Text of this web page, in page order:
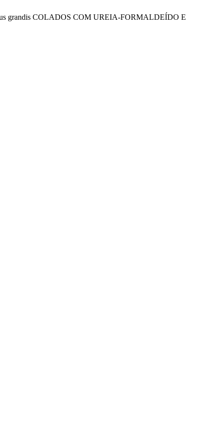
grandis COLADOS COM UREIA-FORMALDEÍDO E